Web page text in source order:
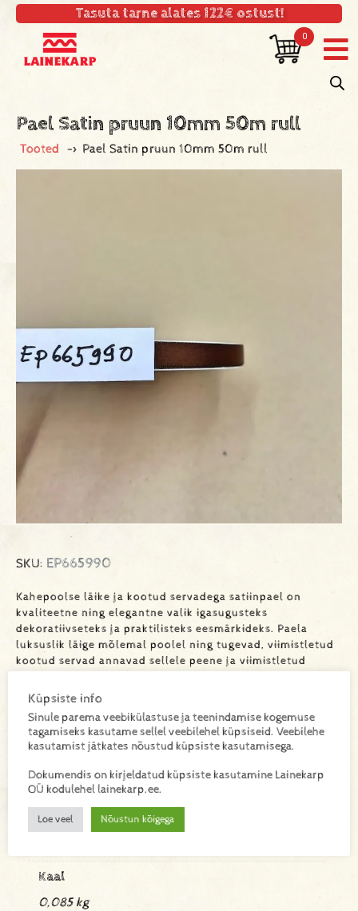
Tasuta tarne alates 122€ ostust!
0
Pael Satin pruun 10mm 50m rull
Tooted -> Pael Satin pruun 10mm 50m rull
SKU: EP665990
Kahepoolse läike ja kootud servadega satiinpael on
kvaliteetne ning elegantne valik igasugusteks
dekoratiivseteks ja praktilisteks eesmärkideks. Paela
luksuslik läige mõlemal poolel ning tugevad, viimistletud
kootud servad annavad sellele peene ja viimistletud
lilleseadeteks, käsitööks, õmblustöödeks ja pidulikeks
dekoratsioonideks. Satiinpael seob kaunilt ja hoiab hästi
kuju, lisades igale projektile stiilse ja kvaliteetse ilme.
Lisa toode päringukorvi
Lisainfo
Kaal
0,085 kg
Küpsiste info
Sinule parema veebikülastuse ja teenindamise kogemuse
tagamiseks kasutame sellel veebilehel küpsiseid. Veebilehe
kasutamist jätkates nõustud küpsiste kasutamisega.
Dokumendis on kirjeldatud küpsiste kasutamine Lainekarp
OÜ kodulehel lainekarp.ee.
Loe veel Nõustun kõigega